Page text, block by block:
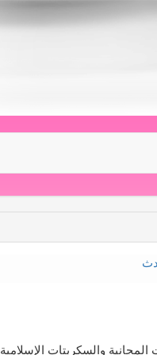
والسكربتات الإسلامية